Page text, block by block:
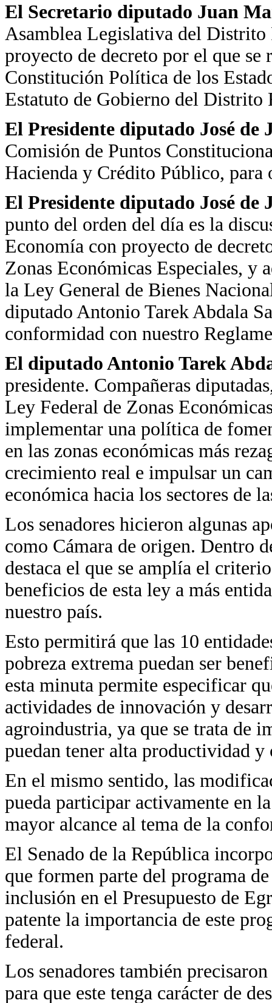
El Secretario diputado Juan
Asamblea Legislativa del
proyecto de decreto por el que
Constitución Política de los
Estatuto de Gobierno del Distrito
El Presidente diputado José
Comisión de Puntos
Hacienda y Crédito Público, para
El Presidente diputado José
punto del orden del día es la
Economía con proyecto de
Zonas Económicas Especiales,
la Ley General de Bienes
diputado Antonio Tarek Abdala
conformidad con nuestro
El diputado Antonio Tarek
presidente. Compañeras
Ley Federal de Zonas
implementar una política de
en las zonas económicas más
crecimiento real e impulsar un
económica hacia los sectores de
Los senadores hicieron algunas
como Cámara de origen. Dentro
destaca el que se amplía el
beneficios de esta ley a más
nuestro país.
Esto permitirá que las 10
pobreza extrema puedan ser
esta minuta permite especificar
actividades de innovación y
agroindustria, ya que se trata de
puedan tener alta productividad
En el mismo sentido, las
pueda participar activamente en
mayor alcance al tema de la
El Senado de la República
que formen parte del programa
inclusión en el Presupuesto de
patente la importancia de este
federal.
Los senadores también
para que este tenga carácter de